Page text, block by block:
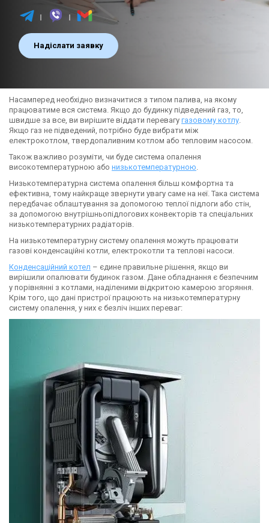
Надіслати заявку
Насамперед необхідно визначитися з типом палива, на якому
працюватиме вся система. Якщо до будинку підведений газ, то,
швидше за все, ви вирішите віддати перевагу газовому котлу.
Якщо газ не підведений, потрібно буде вибрати між
електрокотлом, твердопаливним котлом або тепловим насосом.
Також важливо розуміти, чи буде система опалення
високотемпературною або низькотемпературною.
Низькотемпературна система опалення більш комфортна та
ефективна, тому найкраще звернути увагу саме на неї. Така система
передбачає облаштування за допомогою теплої підлоги або стін,
за допомогою внутрішньопідлогових конвекторів та спеціальних
низькотемпературних радіаторів.
На низькотемпературну систему опалення можуть працювати
газові конденсаційні котли, електрокотли та теплові насоси.
Конденсаційний котел – єдине правильне рішення, якщо ви
вирішили опалювати будинок газом. Дане обладнання є безпечним
у порівнянні з котлами, наділеними відкритою камерою згоряння.
Крім того, що дані пристрої працюють на низькотемпературну
систему опалення, у них є безліч інших переваг: